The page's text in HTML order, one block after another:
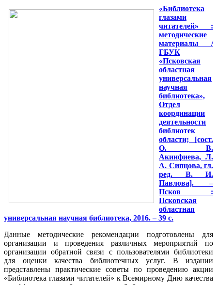
«Библиотека
глазами
читателей» :
методические
материалы /
ГБУК
«Псковская
областная
универсальная
научная
библиотека»,
Отдел
координации
деятельности
библиотек
области; [сост.
О. В.
Акинфиева, Л.
А. Сипцова, гл.
ред. В. И.
Павлова]. –
Псков :
Псковская
областная
универсальная научная библиотека, 2016. – 39 с.
Данные методические рекомендации подготовлены для
организации и проведения различных мероприятий по
организации обратной связи с пользователями библиотеки
для оценки качества библиотечных услуг. В издании
представлены практические советы по проведению акции
«Библиотека глазами читателей» к Всемирному Дню качества